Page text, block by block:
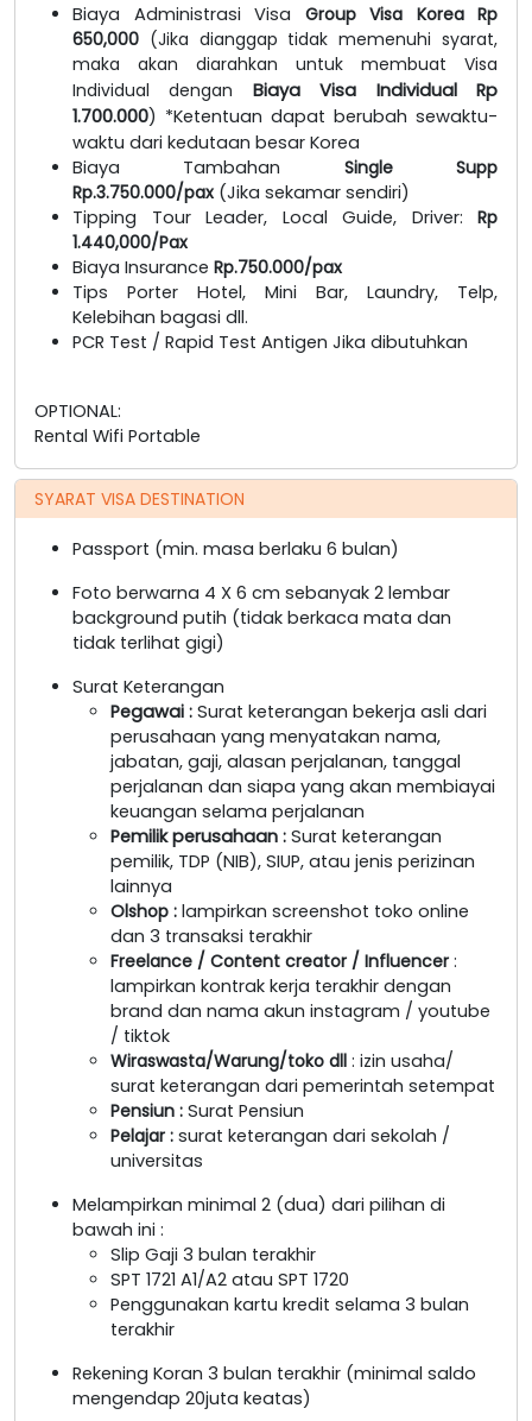
Biaya Administrasi Visa Group Visa Korea Rp
650,000 (Jika dianggap tidak memenuhi syarat,
maka akan diarahkan untuk membuat Visa
Individual dengan Biaya Visa Individual Rp
1.700.000) *Ketentuan dapat berubah sewaktu-
waktu dari kedutaan besar Korea
Biaya Tambahan Single Supp
Rp.3.750.000/pax (Jika sekamar sendiri)
Tipping Tour Leader, Local Guide, Driver: Rp
1.440,000/Pax
Biaya Insurance Rp.750.000/pax
Tips Porter Hotel, Mini Bar, Laundry, Telp,
Kelebihan bagasi dll.
PCR Test / Rapid Test Antigen Jika dibutuhkan
OPTIONAL:
Rental Wifi Portable
SYARAT VISA DESTINATION
Passport (min. masa berlaku 6 bulan)
Foto berwarna 4 X 6 cm sebanyak 2 lembar
background putih (tidak berkaca mata dan
tidak terlihat gigi)
Surat Keterangan
Pegawai : Surat keterangan bekerja asli dari
perusahaan yang menyatakan nama,
jabatan, gaji, alasan perjalanan, tanggal
perjalanan dan siapa yang akan membiayai
keuangan selama perjalanan
Pemilik perusahaan : Surat keterangan
pemilik, TDP (NIB), SIUP, atau jenis perizinan
lainnya
Olshop : lampirkan screenshot toko online
dan 3 transaksi terakhir
Freelance / Content creator / Influencer :
lampirkan kontrak kerja terakhir dengan
brand dan nama akun instagram / youtube
/ tiktok
Wiraswasta/Warung/toko dll : izin usaha/
surat keterangan dari pemerintah setempat
Pensiun : Surat Pensiun
Pelajar : surat keterangan dari sekolah /
universitas
Melampirkan minimal 2 (dua) dari pilihan di
bawah ini :
Slip Gaji 3 bulan terakhir
SPT 1721 A1/A2 atau SPT 1720
Penggunakan kartu kredit selama 3 bulan
terakhir
Rekening Koran 3 bulan terakhir (minimal saldo
mengendap 20juta keatas)